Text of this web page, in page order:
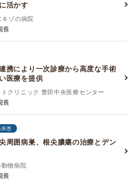
活かす
キゾの病院
長
携により一次診療から高度な手術
医療を提供
クリニック 豊田中央医療センター
長
患
周囲病巣、根尖膿瘍の治療とデン
物病院
長